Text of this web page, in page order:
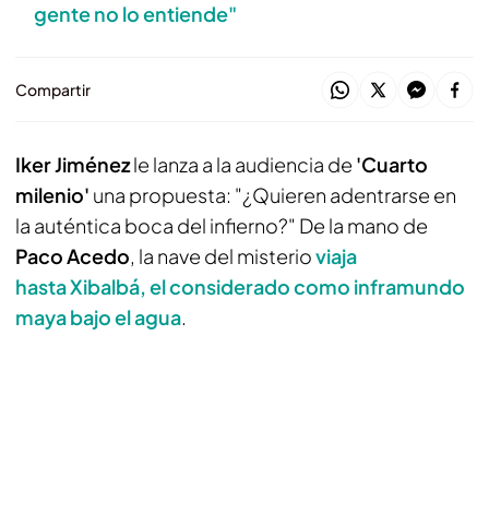
gente no lo entiende"
Compartir
Iker Jiménezle lanza a la audiencia de 'Cuarto
milenio' una propuesta: "¿Quieren adentrarse en
la auténtica boca del infierno?" De la mano de
Paco Acedo, la nave del misterioviaja
hasta Xibalbá, el considerado como inframundo
maya bajo el agua.